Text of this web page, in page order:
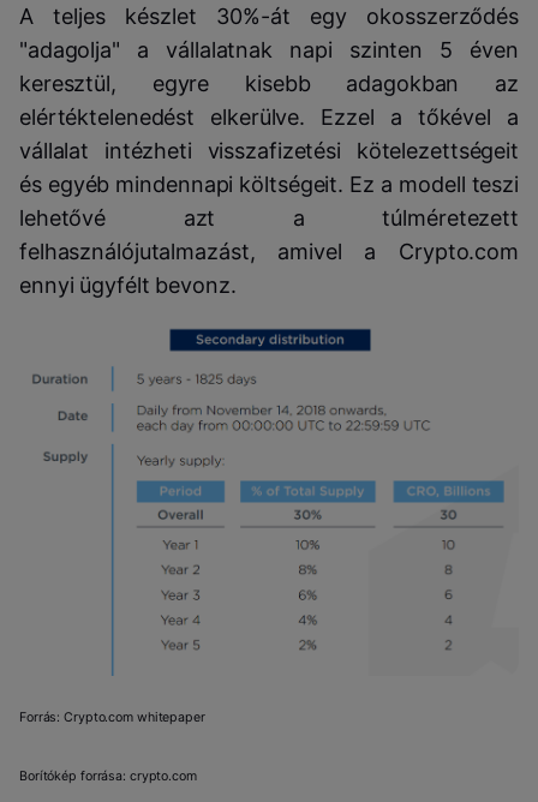
A teljes készlet 30%-át egy okosszerződés
"adagolja" a vállalatnak napi szinten 5 éven
keresztül, egyre kisebb adagokban az
elértéktelenedést elkerülve. Ezzel a tőkével a
vállalat intézheti visszafizetési kötelezettségeit
és egyéb mindennapi költségeit. Ez a modell teszi
lehetővé azt a túlméretezett
felhasználójutalmazást, amivel a Crypto.com
ennyi ügyfélt bevonz.
Forrás: Crypto.com whitepaper
Borítókép forrása: crypto.com